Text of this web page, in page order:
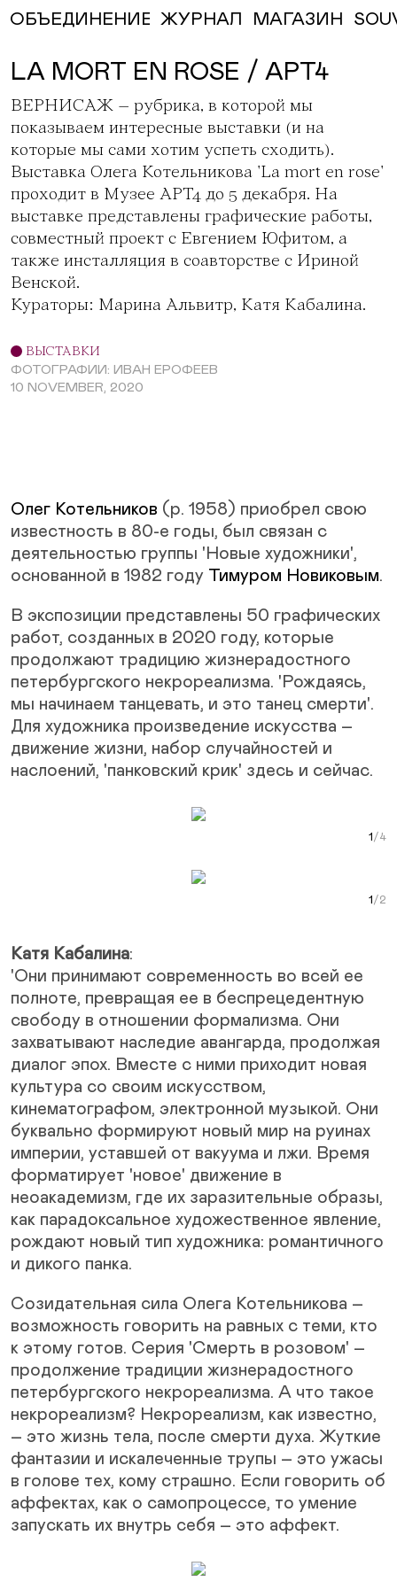
ОБЪЕДИНЕНИЕ ЖУРНАЛ МАГАЗИН
LA MORT EN ROSE / АРТ4
ВЫСТАВКИ
ФОТОГРАФИИ: ИВАН ЕРОФЕЕВ
10 NOVEMBER, 2020
ВЕРНИСАЖ – рубрика, в которой мы
показываем интересные выставки (и на
которые мы сами хотим успеть сходить).
Выставка Олега Котельникова 'La mort en rose'
проходит в Музее АРТ4 до 5 декабря. На
выставке представлены графические работы,
совместный проект с Евгением Юфитом, а
также инсталляция в соавторстве с Ириной
Венской.
Кураторы: Марина Альвитр, Катя Кабалина.
Олег Котельников (р. 1958) приобрел свою
известность в 80-е годы, был связан с
деятельностью группы 'Новые художники',
основанной в 1982 году Тимуром Новиковым.
В экспозиции представлены 50 графических
работ, созданных в 2020 году, которые
продолжают традицию жизнерадостного
петербургского некрореализма. 'Рождаясь,
мы начинаем танцевать, и это танец смерти'.
Для художника произведение искусства –
движение жизни, набор случайностей и
наслоений, 'панковский крик' здесь и сейчас.
Катя Кабалина:
'Они принимают современность во всей ее
полноте, превращая ее в беспрецедентную
свободу в отношении формализма. Они
захватывают наследие авангарда, продолжая
диалог эпох. Вместе с ними приходит новая
культура со своим искусством,
кинематографом, электронной музыкой. Они
буквально формируют новый мир на руинах
империи, уставшей от вакуума и лжи. Время
форматирует 'новое' движение в
неоакадемизм, где их заразительные образы,
как парадоксальное художественное явление,
рождают новый тип художника: романтичного
и дикого панка.
Созидательная сила Олега Котельникова –
возможность говорить на равных с теми, кто
к этому готов. Серия 'Смерть в розовом' –
продолжение традиции жизнерадостного
петербургского некрореализма. А что такое
некрореализм? Некрореализм, как известно,
– это жизнь тела, после смерти духа. Жуткие
фантазии и искалеченные трупы – это ужасы
в голове тех, кому страшно. Если говорить об
аффектах, как о самопроцессе, то умение
запускать их внутрь себя – это аффект.